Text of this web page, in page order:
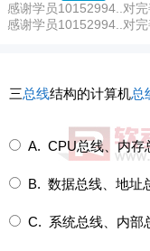
感谢学员10152994..对完
感谢学员10152994..对完
三总线结构的计算机总
A. CPU总线、内存
B. 数据总线、地址
C. 系统总线、内部